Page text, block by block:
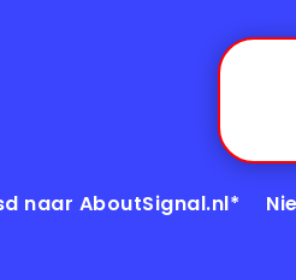
naar AboutSignal.nl*